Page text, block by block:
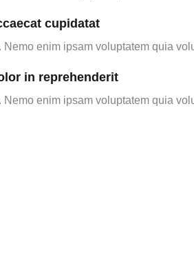
cupidatat
Nemo enim ipsam voluptatem quia
in reprehenderit
Nemo enim ipsam voluptatem quia